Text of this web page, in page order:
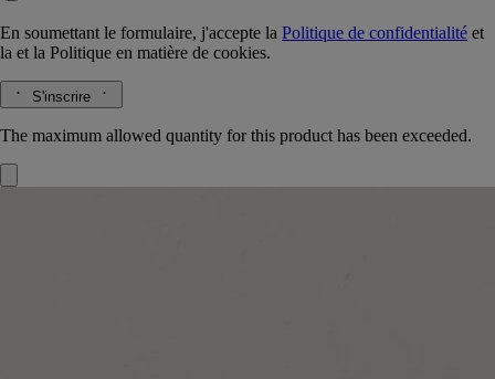
En soumettant le formulaire, j'accepte la Politique de confidentialité et
la et la Politique en matière de cookies.
S'inscrire
The maximum allowed quantity for this product has been exceeded.